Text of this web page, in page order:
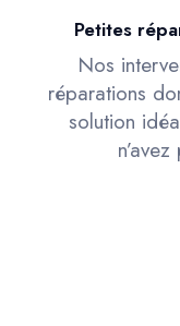
Petites
Nos
réparations
solution